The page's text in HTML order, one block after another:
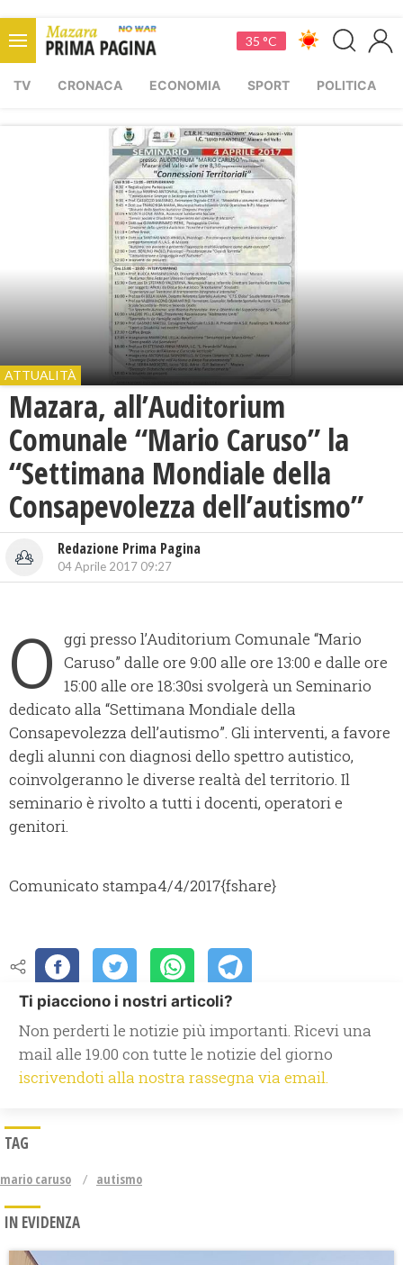
35 °C
TV CRONACA ECONOMIA SPORT POLITICA
ATTUALITÀ
Mazara, all’Auditorium
Comunale “Mario Caruso” la
“Settimana Mondiale della
Consapevolezza dell’autismo”
Redazione Prima Pagina
04 Aprile 2017 09:27
O ggi presso l’Auditorium Comunale “Mario
Caruso” dalle ore 9:00 alle ore 13:00 e dalle ore
15:00 alle ore 18:30si svolgerà un Seminario
dedicato alla “Settimana Mondiale della
Consapevolezza dell’autismo”. Gli interventi, a favore
degli alunni con diagnosi dello spettro autistico,
coinvolgeranno le diverse realtà del territorio. Il
seminario è rivolto a tutti i docenti, operatori e
genitori.
Comunicato stampa4/4/2017{fshare}
Ti piacciono i nostri articoli?
Non perderti le notizie più importanti. Ricevi una
mail alle 19.00 con tutte le notizie del giorno
iscrivendoti alla nostra rassegna via email.
TAG
mario caruso autismo
IN EVIDENZA